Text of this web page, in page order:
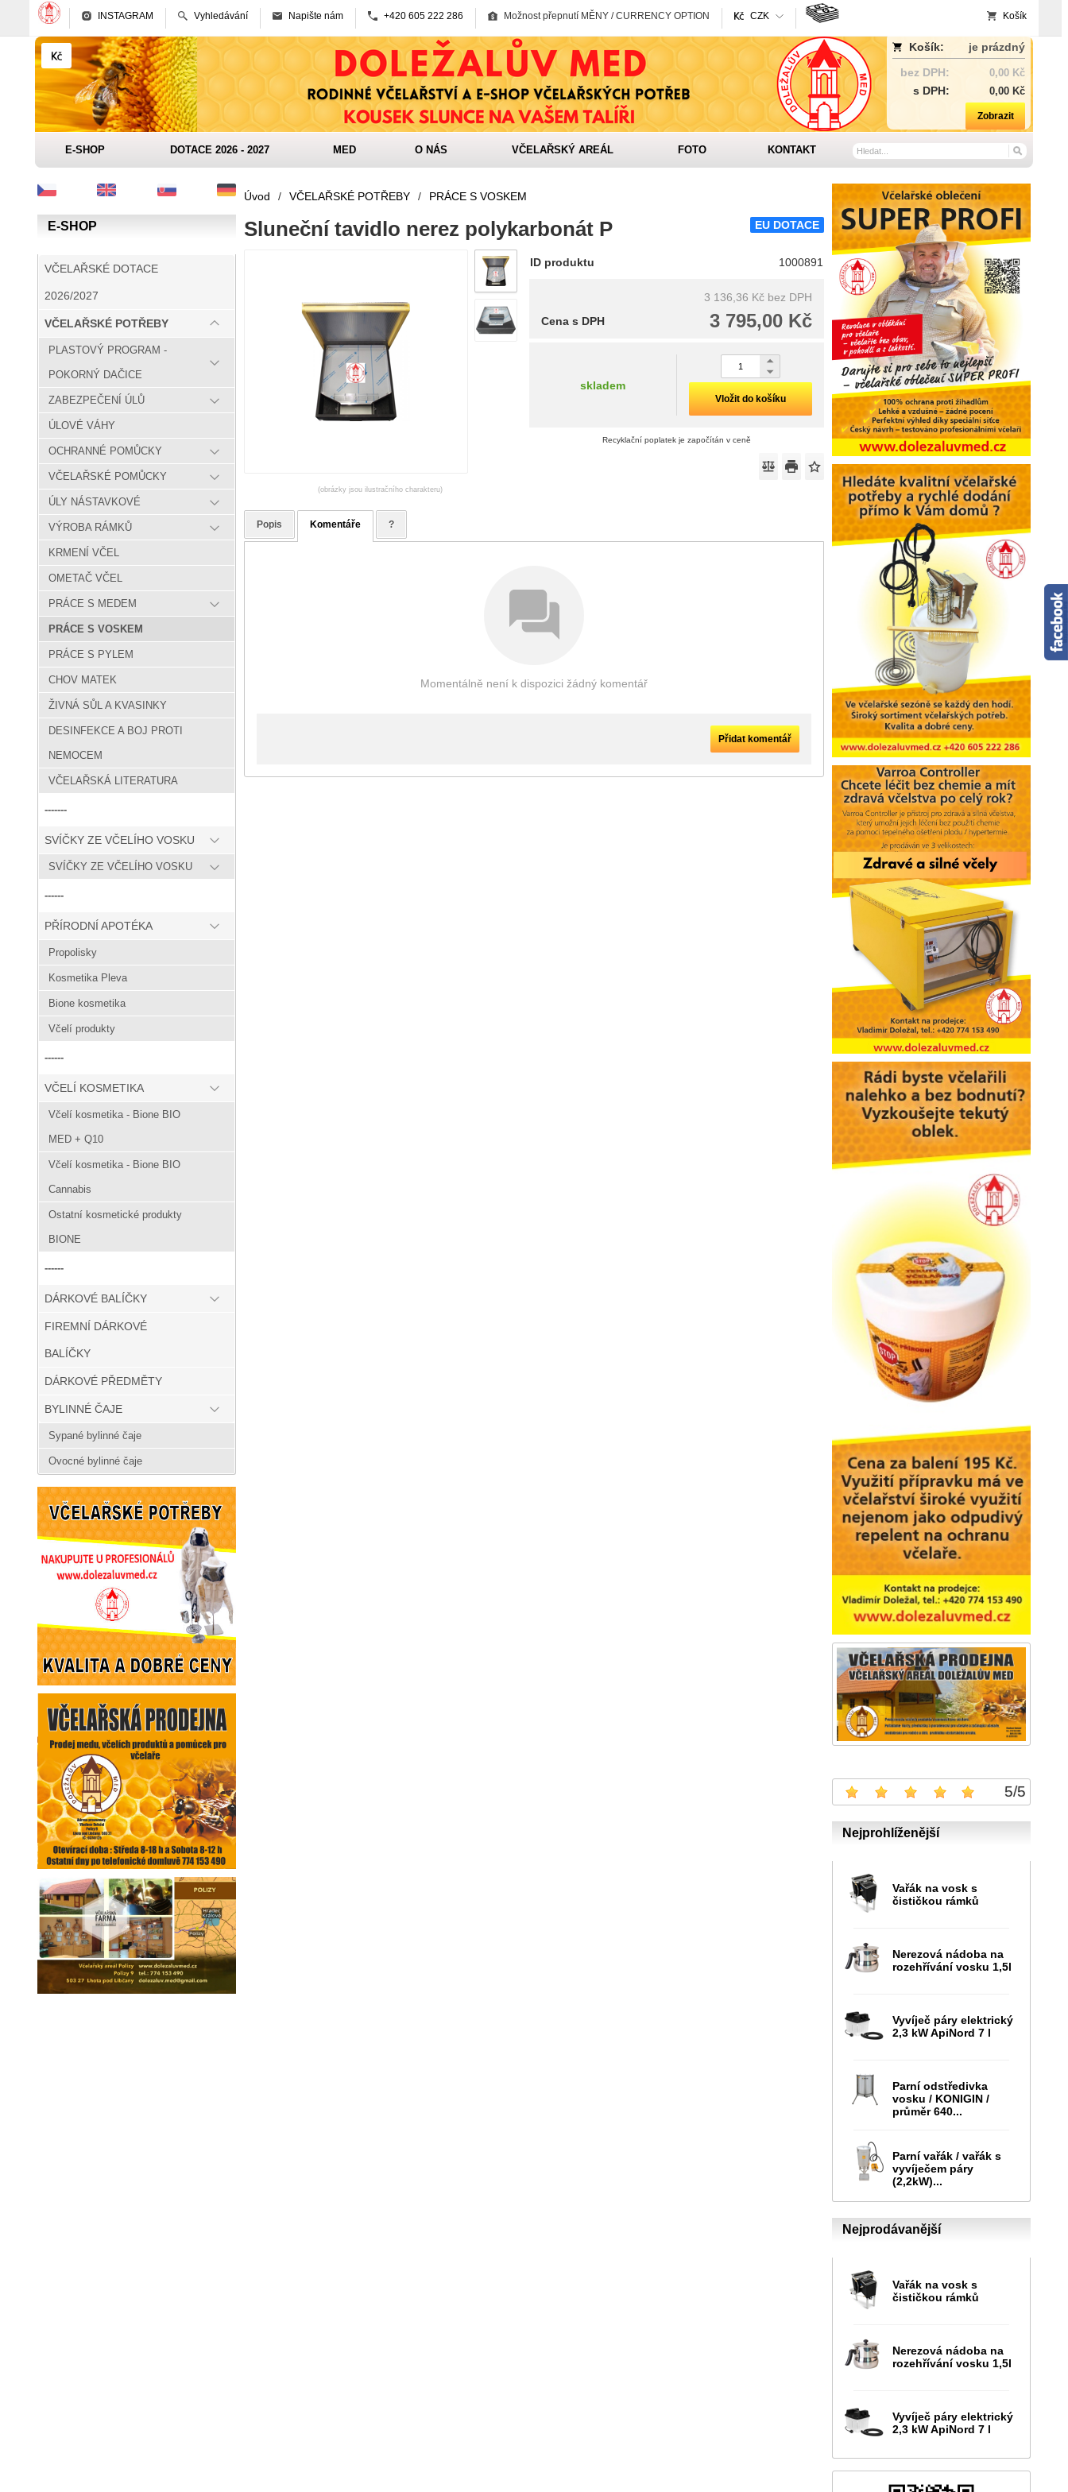
INSTAGRAM Vyhledávání Napište nám +420 605 222 286 Možnost přepnutí MĚNY / CURRENCY OPTION CZK Košík
Košík:
je prázdný
bez DPH:
0,00 Kč
s DPH: 0,00 Kč
Zobrazit
E-SHOP DOTACE 2026 - 2027 MED O NÁS VČELAŘSKÝ AREÁL FOTO KONTAKT
E-SHOP
VČELAŘSKÉ DOTACE
2026/2027
VČELAŘSKÉ POTŘEBY
PLASTOVÝ PROGRAM -
POKORNÝ DAČICE
ZABEZPEČENÍ ÚLŮ
ÚLOVÉ VÁHY
OCHRANNÉ POMŮCKY
VČELAŘSKÉ POMŮCKY
ÚLY NÁSTAVKOVÉ
VÝROBA RÁMKŮ
KRMENÍ VČEL
OMETAČ VČEL
PRÁCE S MEDEM
PRÁCE S VOSKEM
PRÁCE S PYLEM
CHOV MATEK
ŽIVNÁ SŮL A KVASINKY
DESINFEKCE A BOJ PROTI
NEMOCEM
VČELAŘSKÁ LITERATURA
-------
SVÍČKY ZE VČELÍHO VOSKU
SVÍČKY ZE VČELÍHO VOSKU
------
PŘÍRODNÍ APOTÉKA
Propolisky
Kosmetika Pleva
Bione kosmetika
Včelí produkty
------
VČELÍ KOSMETIKA
Včelí kosmetika - Bione BIO
MED + Q10
Včelí kosmetika - Bione BIO
Cannabis
Ostatní kosmetické produkty
BIONE
------
DÁRKOVÉ BALÍČKY
FIREMNÍ DÁRKOVÉ
BALÍČKY
DÁRKOVÉ PŘEDMĚTY
BYLINNÉ ČAJE
Sypané bylinné čaje
Ovocné bylinné čaje
5/5
Nejprohlíženější
Vařák na vosk s
čističkou rámků
Nerezová nádoba na
rozehřívání vosku 1,5l
Vyvíječ páry elektrický
2,3 kW ApiNord 7 l
Parní odstředivka
vosku / KONIGIN /
průměr 640...
Parní vařák / vařák s
vyvíječem páry
(2,2kW)...
Nejprodávanější
Vařák na vosk s
čističkou rámků
Nerezová nádoba na
rozehřívání vosku 1,5l
Vyvíječ páry elektrický
2,3 kW ApiNord 7 l
Úvod / VČELAŘSKÉ POTŘEBY / PRÁCE S VOSKEM
EU DOTACE
Sluneční tavidlo nerez polykarbonát P
(obrázky jsou ilustračního charakteru)
ID produktu 1000891
3 136,36 Kč bez DPH
3 795,00 Kč
Cena s DPH
skladem
Vložit do košíku
Recyklační poplatek je započítán v ceně
Popis Komentáře ?
Momentálně není k dispozici žádný komentář
Přidat komentář